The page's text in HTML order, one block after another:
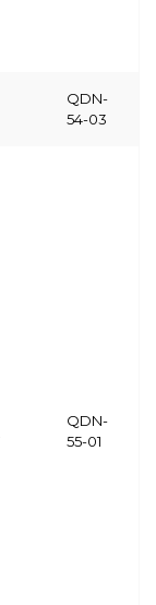
QDN-
54-03
QDN-
55-01